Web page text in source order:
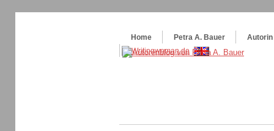
Home
Petra A. Bauer Autorin